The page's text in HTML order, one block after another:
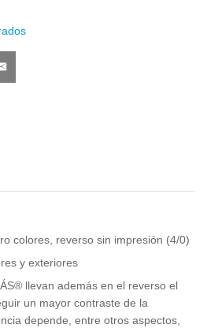
colores, reverso sin impresión (4/0)
y exteriores
llevan además en el reverso el
un mayor contraste de la
depende, entre otros aspectos,